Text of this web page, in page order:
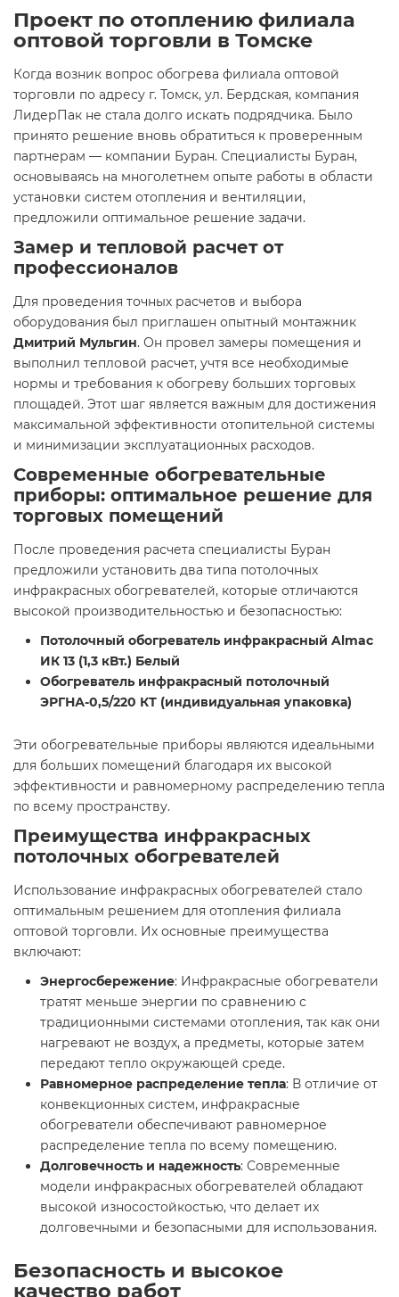
Проект по отоплению филиала
оптовой торговли в Томске
Когда возник вопрос обогрева филиала оптовой
торговли по адресу г. Томск, ул. Бердская, компания
ЛидерПак не стала долго искать подрядчика. Было
принято решение вновь обратиться к проверенным
партнерам — компании Буран. Специалисты Буран,
основываясь на многолетнем опыте работы в области
установки систем отопления и вентиляции,
предложили оптимальное решение задачи.
Замер и тепловой расчет от
профессионалов
Для проведения точных расчетов и выбора
оборудования был приглашен опытный монтажник
Дмитрий Мульгин. Он провел замеры помещения и
выполнил тепловой расчет, учтя все необходимые
нормы и требования к обогреву больших торговых
площадей. Этот шаг является важным для достижения
максимальной эффективности отопительной системы
и минимизации эксплуатационных расходов.
Современные обогревательные
приборы: оптимальное решение для
торговых помещений
После проведения расчета специалисты Буран
предложили установить два типа потолочных
инфракрасных обогревателей, которые отличаются
высокой производительностью и безопасностью:
Потолочный обогреватель инфракрасный Almac
ИК 13 (1,3 кВт.) Белый
Обогреватель инфракрасный потолочный
ЭРГНА-0,5/220 КТ (индивидуальная упаковка)
Эти обогревательные приборы являются идеальными
для больших помещений благодаря их высокой
эффективности и равномерному распределению тепла
по всему пространству.
Преимущества инфракрасных
потолочных обогревателей
Использование инфракрасных обогревателей стало
оптимальным решением для отопления филиала
оптовой торговли. Их основные преимущества
включают:
Энергосбережение: Инфракрасные обогреватели
тратят меньше энергии по сравнению с
традиционными системами отопления, так как они
нагревают не воздух, а предметы, которые затем
передают тепло окружающей среде.
Равномерное распределение тепла: В отличие от
конвекционных систем, инфракрасные
обогреватели обеспечивают равномерное
распределение тепла по всему помещению.
Долговечность и надежность: Современные
модели инфракрасных обогревателей обладают
высокой износостойкостью, что делает их
долговечными и безопасными для использования.
Безопасность и высокое
качество работ